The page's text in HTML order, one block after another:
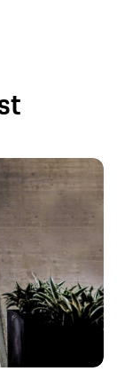
Consulting
car
in 1994, the